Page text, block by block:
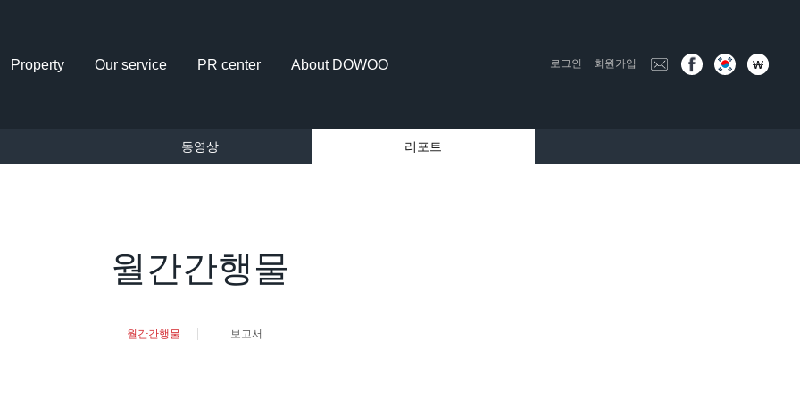
Property Our service PR center About DOWOO 로그인 회원가입
동영상 리포트
월간간행물
월간간행물 보고서